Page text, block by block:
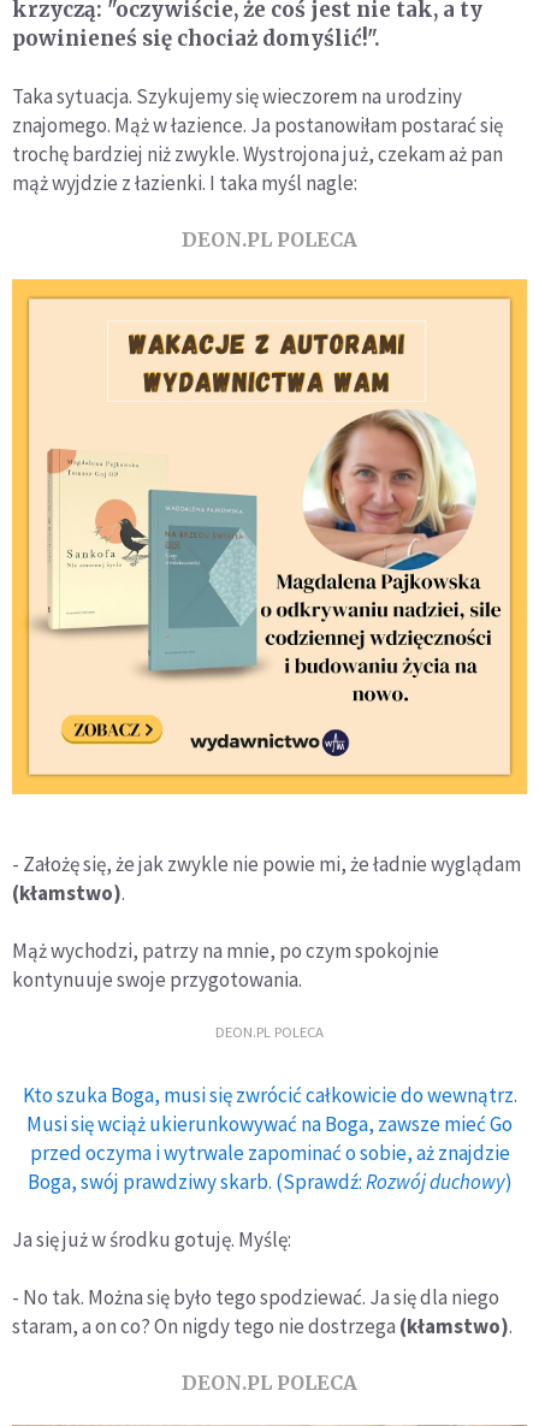
krzyczą: "oczywiście, że coś jest nie tak, a ty
powinieneś się chociaż domyślić!".
Taka sytuacja. Szykujemy się wieczorem na urodziny
znajomego. Mąż w łazience. Ja postanowiłam postarać się
trochę bardziej niż zwykle. Wystrojona już, czekam aż pan
mąż wyjdzie z łazienki. I taka myśl nagle:
DEON.PL POLECA
- Założę się, że jak zwykle nie powie mi, że ładnie wyglądam
(kłamstwo).
Mąż wychodzi, patrzy na mnie, po czym spokojnie
kontynuuje swoje przygotowania.
DEON.PL POLECA
Kto szuka Boga, musi się zwrócić całkowicie do wewnątrz.
Musi się wciąż ukierunkowywać na Boga, zawsze mieć Go
przed oczyma i wytrwale zapominać o sobie, aż znajdzie
Boga, swój prawdziwy skarb. (Sprawdź:Rozwój duchowy)
Ja się już w środku gotuję. Myślę:
- No tak. Można się było tego spodziewać. Ja się dla niego
staram, a on co? On nigdy tego nie dostrzega (kłamstwo).
DEON.PL POLECA